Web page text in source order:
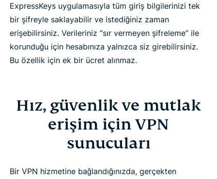
ExpressKeys uygulamasıyla tüm giriş bilgilerinizi tek
bir şifreyle saklayabilir ve istediğiniz zaman
erişebilirsiniz. Verileriniz “sır vermeyen şifreleme” ile
korunduğu için hesabınıza yalnızca siz girebilirsiniz.
Bu özellik için ek bir ücret alınmaz.
Hız, güvenlik ve mutlak
erişim için VPN
sunucuları
Bir VPN hizmetine bağlandığınızda, gerçekten